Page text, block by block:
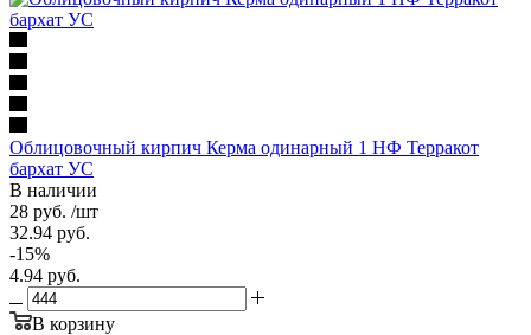
Облицовочный кирпич Керма одинарный 1 НФ Терракот
бархат УС
В наличии
28 руб. /шт
32.94 руб.
-15%
4.94 руб.
В корзину